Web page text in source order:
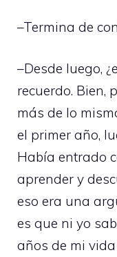
–Termina de
–Desde luego,
recuerdo. Bien,
más de lo
el primer año,
Había entrado
aprender y
eso era una
es que ni yo
años de mi